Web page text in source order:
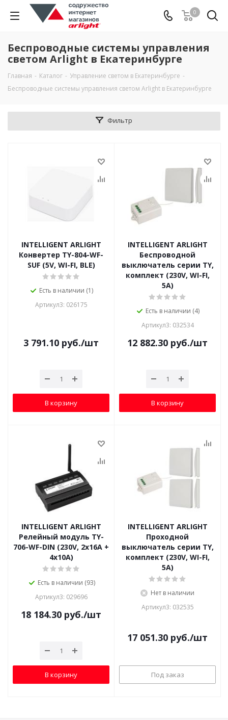
0
Беспроводные системы управления
светом Arlight в Екатеринбурге
Главная - Каталог - Управление светом в Екатеринбурге -
Беспроводные системы управления светом Arlight в Екатеринбурге
Фильтр
INTELLIGENT ARLIGHT
Конвертер TY-804-WF-
SUF (5V, WI-FI, BLE)
Есть в наличии (1)
Артикул3: 026175
3 791.10 руб./шт
В корзину
INTELLIGENT ARLIGHT
Беспроводной
выключатель серии TY,
комплект (230V, WI-FI,
5A)
Есть в наличии (4)
Артикул3: 032534
12 882.30 руб./шт
В корзину
INTELLIGENT ARLIGHT
Релейный модуль TY-
706-WF-DIN (230V, 2х16A +
4х10А)
Есть в наличии (93)
Артикул3: 029696
18 184.30 руб./шт
В корзину
INTELLIGENT ARLIGHT
Проходной
выключатель серии TY,
комплект (230V, WI-FI,
5A)
Нет в наличии
Артикул3: 032535
17 051.30 руб./шт
Под заказ